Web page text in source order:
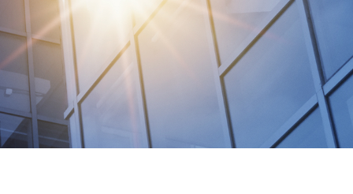
サイエンスクラウド
お見積りシミュレーション
頑丈ラップトップ
支援サービス
パートナー企業